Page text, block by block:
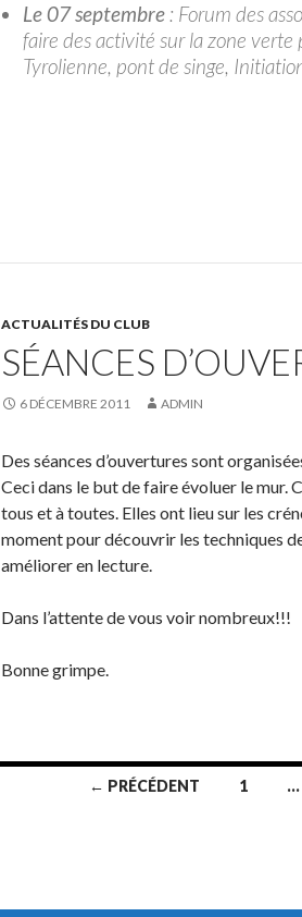
Le 07 septembre: Forum des
faire des activité sur la zone
Tyrolienne, pont de singe,
ACTUALITÉS DU CLUB
SÉANCES
6 DÉCEMBRE 2011 ADMIN
Des séances d’ouvertures sont
Ceci dans le but de faire évoluer le mur.
tous et à toutes. Elles ont lieu sur les
moment pour découvrir les techniques
améliorer en lecture.
Dans l’attente de vous voir nombreux!!!
Bonne grimpe.
← PRÉCÉDENT 1 …